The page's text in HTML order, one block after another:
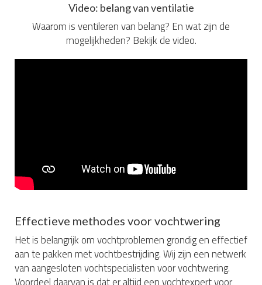
Video: belang van ventilatie
Waarom is ventileren van belang? En wat zijn de
mogelijkheden? Bekijk de video.
Effectieve methodes voor vochtwering
Het is belangrijk om vochtproblemen grondig en effectief
aan te pakken met vochtbestrijding. Wij zijn een netwerk
van aangesloten vochtspecialisten voor vochtwering.